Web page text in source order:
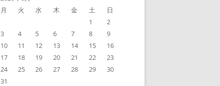
月
火 水 木 金 土
日
1
2
3
4 5 6 7 8
9
10
11 12 13 14 15
16
17
18 19 20 21 22
23
24
25 26 27 28 29
30
31